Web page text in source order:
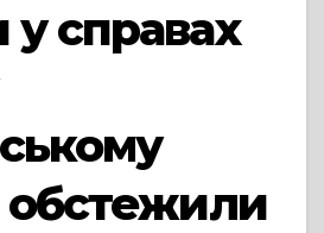
справах
обстежили